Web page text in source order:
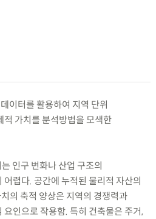
이터를 활용하여 지역 단위
적 가치를 분석방법을 모색한
인구 변화나 산업 구조의
렵다. 공간에 누적된 물리적 자산의
의 축적 양상은 지역의 경쟁력과
인으로 작용함. 특히 건축물은 주거,